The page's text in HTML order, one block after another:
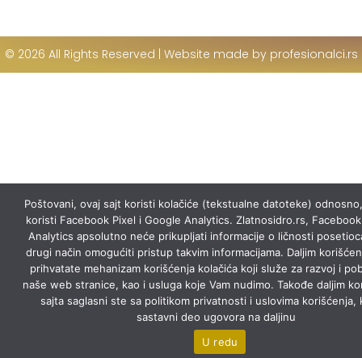
© 2026 All Rights Reserved | Website made by profesionalci.rs
Poštovani, ovaj sajt koristi kolačiće (tekstualne datoteke)
koristi Facebook Pixel i Google Analytics. Zlatnosidro.rs,
Analytics apsolutno neće prikupljati informacije o ličnosti
drugi način omogućiti pristup takvim informacijama. Daljim
prihvatate mehanizam korišćenja kolačića koji služe za razvoj i
naše web stranice, kao i usluga koje Vam nudimo. Takođe daljim
sajta saglasni ste sa politikom privatnosti i uslovima korišćenja,
sastavni deo ugovora na daljinu
U redu